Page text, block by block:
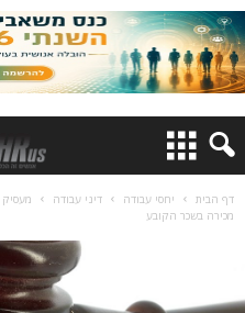
דף הבית יחסי עבודה דיני עבודה
מכירה בשכר הקובע